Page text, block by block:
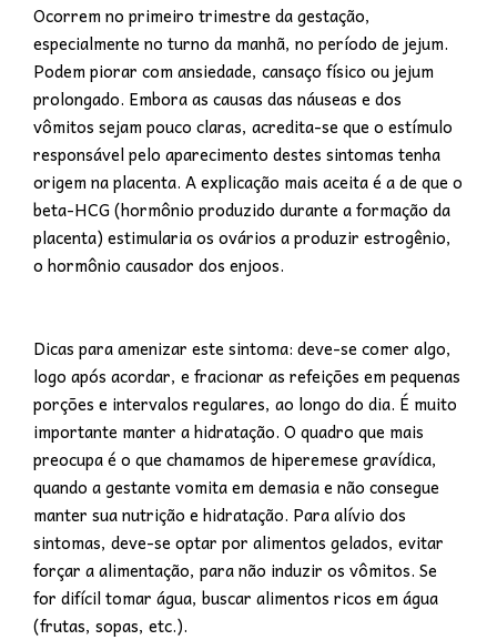
Ocorrem no primeiro trimestre da gestação,
especialmente no turno da manhã, no período de jejum.
Podem piorar com ansiedade, cansaço físico ou jejum
prolongado. Embora as causas das náuseas e dos
vômitos sejam pouco claras, acredita-se que o estímulo
responsável pelo aparecimento destes sintomas tenha
origem na placenta. A explicação mais aceita é a de que o
beta-HCG (hormônio produzido durante a formação da
placenta) estimularia os ovários a produzir estrogênio,
o hormônio causador dos enjoos.
Dicas para amenizar este sintoma: deve-se comer algo,
logo após acordar, e fracionar as refeições em pequenas
porções e intervalos regulares, ao longo do dia. É muito
importante manter a hidratação. O quadro que mais
preocupa é o que chamamos de hiperemese gravídica,
quando a gestante vomita em demasia e não consegue
manter sua nutrição e hidratação. Para alívio dos
sintomas, deve-se optar por alimentos gelados, evitar
forçar a alimentação, para não induzir os vômitos. Se
for difícil tomar água, buscar alimentos ricos em água
(frutas, sopas, etc.).